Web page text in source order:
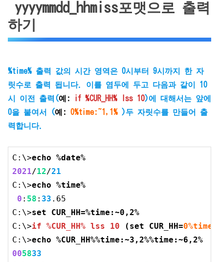
yyyymmdd_hhmiss포맷으로 출력
하기
%time% 출력 값의 시간 영역은 0시부터 9시까지 한 자
릿수로 출력 됩니다. 이를 염두에 두고 다음과 같이 10
시 이전 출력(예: if %CUR_HH% lss 10)에 대해서는 앞에
0을 붙여서 (예: 0%time:~1,1% )두 자릿수를 만들어 출
력합니다.
C:\>echo %date%
2021/12/21
C:\>
0 : 58 : 33 .65
C:\>set CUR_HH=%time:~0 , 2%
C:\>if %CUR_HH% lss 10 ( set CUR_HH=0
C:\>echo %CUR_HH%%time:~3 , 2%%time:~6 , 2%
005833